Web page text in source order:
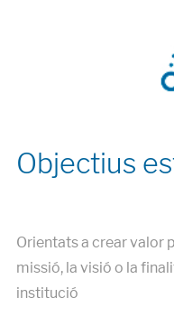
Orientats a crear valor
missió, la visió o la
institució